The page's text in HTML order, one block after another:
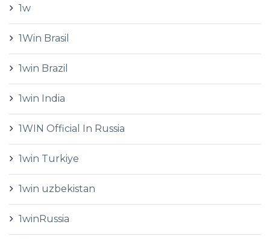
1w
1Win Brasil
1win Brazil
1win India
1WIN Official In Russia
1win Turkiye
1win uzbekistan
1winRussia